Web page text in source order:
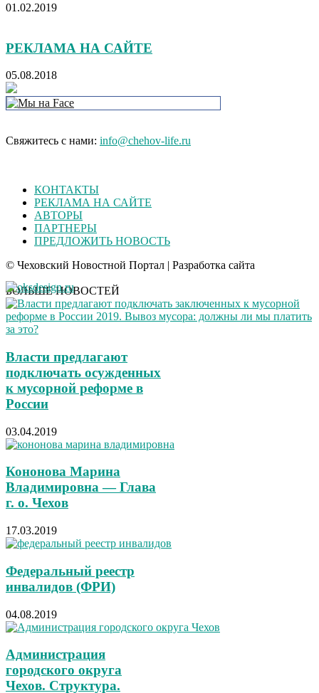
01.02.2019
РЕКЛАМА НА САЙТЕ
05.08.2018
Свяжитесь с нами: info@chehov-life.ru
КОНТАКТЫ
РЕКЛАМА НА САЙТЕ
АВТОРЫ
ПАРТНЕРЫ
ПРЕДЛОЖИТЬ НОВОСТЬ
© Чеховский Новостной Портал | Разработка сайта
БОЛЬШЕ НОВОСТЕЙ
Власти предлагают
подключать осужденных
к мусорной реформе в
России
03.04.2019
Кононова Марина
Владимировна — Глава
г. о. Чехов
17.03.2019
Федеральный реестр
инвалидов (ФРИ)
04.08.2019
Администрация
городского округа
Чехов. Структура.